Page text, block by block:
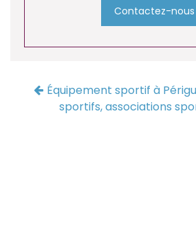
Contactez-nous
Équipement sportif à
sportifs, associations